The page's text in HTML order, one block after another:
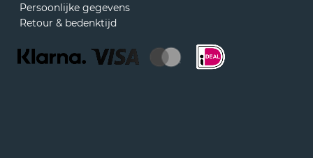
Persoonlijke gegevens
Retour & bedenktijd